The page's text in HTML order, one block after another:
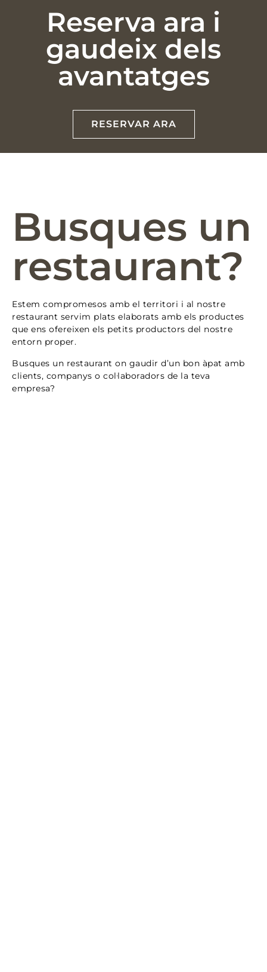
Reserva ara i
gaudeix dels
avantatges
RESERVAR ARA
Busques un
restaurant?
Estem compromesos amb el territori i al nostre
restaurant servim plats elaborats amb els productes
que ens ofereixen els petits productors del nostre
entorn proper.
Busques un restaurant on gaudir d’un bon àpat amb
clients, companys o col·laboradors de la teva
empresa?